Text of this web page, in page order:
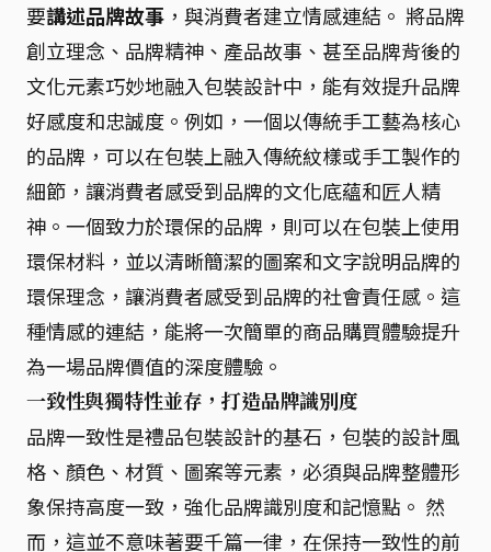
要講述品牌故事 ，與消費者建立情感連結。 將品牌
創立理念、品牌精神、產品故事、甚至品牌背後的
文化元素巧妙地融入包裝設計中，能有效提升品牌
好感度和忠誠度。例如，一個以傳統手工藝為核心
的品牌，可以在包裝上融入傳統紋樣或手工製作的
細節，讓消費者感受到品牌的文化底蘊和匠人精
神。一個致力於環保的品牌，則可以在包裝上使用
環保材料，並以清晰簡潔的圖案和文字說明品牌的
環保理念，讓消費者感受到品牌的社會責任感。這
種情感的連結，能將一次簡單的商品購買體驗提升
為一場品牌價值的深度體驗。
一致性與獨特性並存，打造品牌識別度
品牌一致性是禮品包裝設計的基石，包裝的設計風
格、顏色、材質、圖案等元素，必須與品牌整體形
象保持高度一致，強化品牌識別度和記憶點。 然
而，這並不意味著要千篇一律，在保持一致性的前